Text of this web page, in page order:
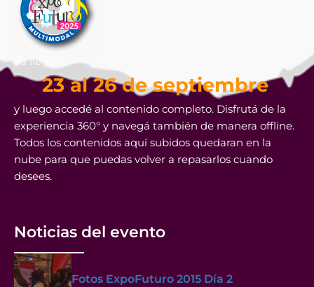
Ya llega
23 al 26 de septiembre
y luego accedé al contenido completo. Disfrutá de la
experiencia 360° y navegá también de manera offline.
Todos los contenidos aquí subidos quedaran en la
nube para que puedas volver a repasarlos cuando
desees.
Noticias del evento
Fotos ExpoFuturo 2015 Día 2